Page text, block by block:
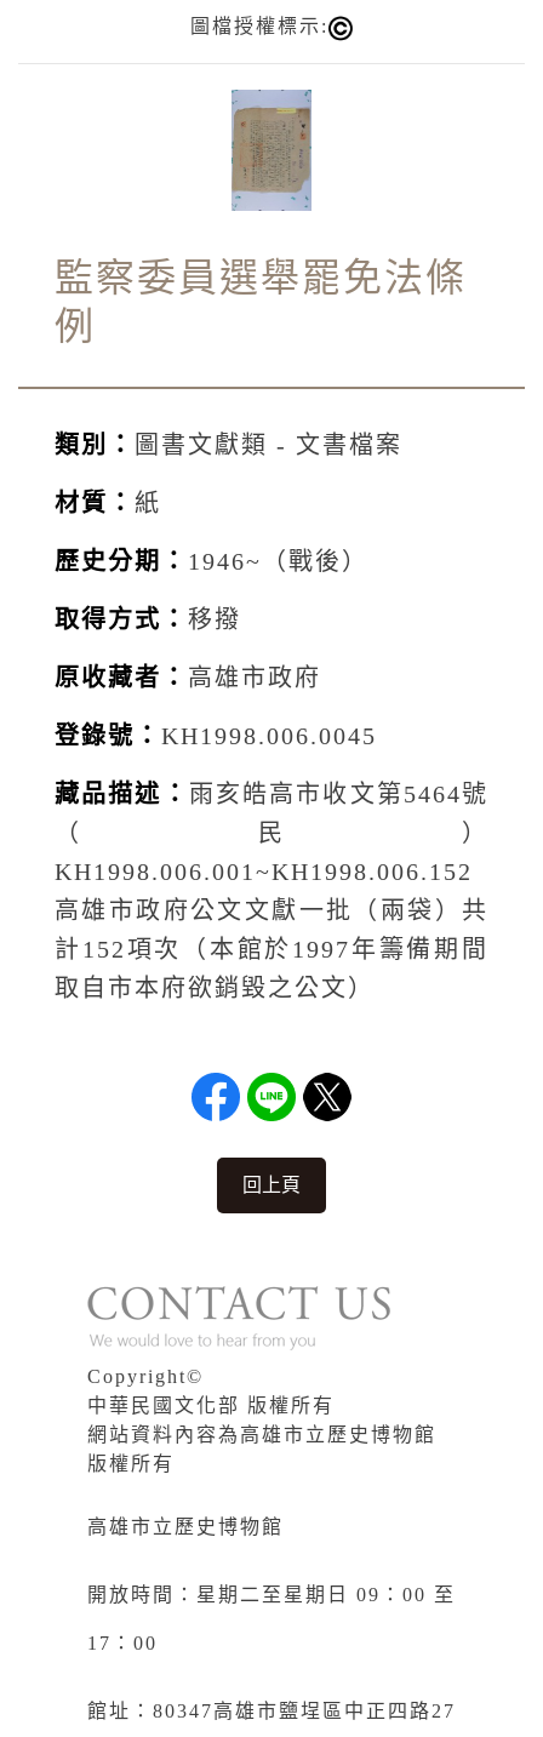
圖檔授權標示:
監察委員選舉罷免法條
例
類別： 圖書文獻類 - 文書檔案
材質： 紙
歷史分期： 1946~（戰後）
取得方式： 移撥
原收藏者： 高雄市政府
登錄號： KH1998.006.0045
藏品描述： 雨亥皓高市收文第5464號
（民）
KH1998.006.001~KH1998.006.152
高雄市政府公文文獻一批（兩袋）共
計152項次（本館於1997年籌備期間
取自市本府欲銷毀之公文）
回上頁
Copyright©
中華民國文化部 版權所有
網站資料內容為高雄市立歷史博物館
版權所有
高雄市立歷史博物館
開放時間：星期二至星期日 09：00 至
17：00
館址：80347高雄市鹽埕區中正四路27